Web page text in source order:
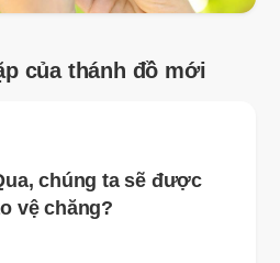
của thánh đồ mới
chúng ta sẽ được
vệ chăng?